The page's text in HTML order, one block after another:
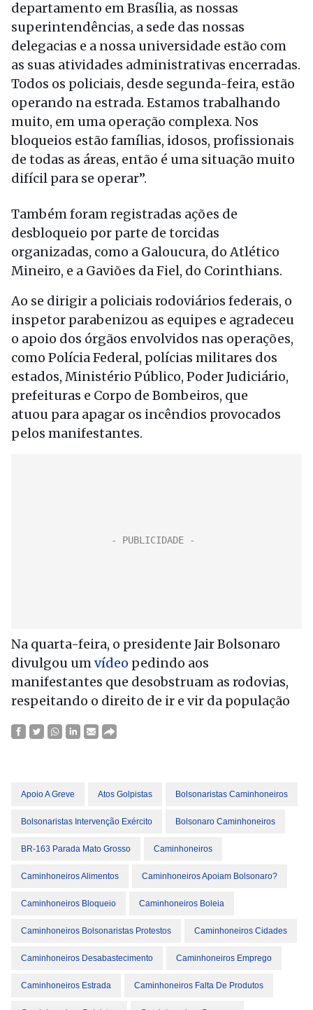
departamento em Brasília, as nossas
superintendências, a sede das nossas
delegacias e a nossa universidade estão com
as suas atividades administrativas encerradas.
Todos os policiais, desde segunda-feira, estão
operando na estrada. Estamos trabalhando
muito, em uma operação complexa. Nos
bloqueios estão famílias, idosos, profissionais
de todas as áreas, então é uma situação muito
difícil para se operar”.
Também foram registradas ações de
desbloqueio por parte de torcidas
organizadas, como a Galoucura, do Atlético
Mineiro, e a Gaviões da Fiel, do Corinthians.
Ao se dirigir a policiais rodoviários federais, o
inspetor parabenizou as equipes e agradeceu
o apoio dos órgãos envolvidos nas operações,
como Polícia Federal, polícias militares dos
estados, Ministério Público, Poder Judiciário,
prefeituras e Corpo de Bombeiros, que
atuou para apagar os incêndios provocados
pelos manifestantes.
Na quarta-feira, o presidente Jair Bolsonaro
divulgou umvídeo pedindo aos
manifestantes que desobstruam as rodovias,
respeitando o direito de ir e vir da população
Apoio A Greve Atos Golpistas Bolsonaristas Caminhoneiros
Bolsonaristas Intervenção Exército Bolsonaro Caminhoneiros
BR-163 Parada Mato Grosso Caminhoneiros
Caminhoneiros Alimentos Caminhoneiros Apoiam Bolsonaro?
Caminhoneiros Bloqueio Caminhoneiros Boleia
Caminhoneiros Bolsonaristas Protestos Caminhoneiros Cidades
Caminhoneiros Desabastecimento Caminhoneiros Emprego
Caminhoneiros Estrada Caminhoneiros Falta De Produtos